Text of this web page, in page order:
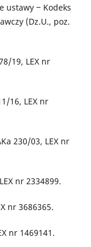
ustawy ‒ Kodeks
(Dz.U., poz.
19, LEX nr
16, LEX nr
230/03, LEX nr
nr 2334899.
nr 3686365.
nr 1469141.